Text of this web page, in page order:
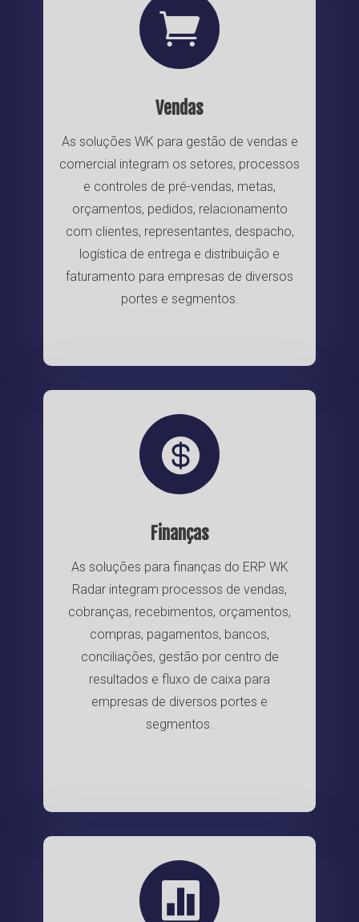

Vendas
As soluções WK para gestão de vendas e
comercial integram os setores, processos
e controles de pré-vendas, metas,
orçamentos, pedidos, relacionamento
com clientes, representantes, despacho,
logística de entrega e distribuição e
faturamento para empresas de diversos
portes e segmentos.

Finanças
As soluções para finanças do ERP WK
Radar integram processos de vendas,
cobranças, recebimentos, orçamentos,
compras, pagamentos, bancos,
conciliações, gestão por centro de
resultados e fluxo de caixa para
empresas de diversos portes e
segmentos.
